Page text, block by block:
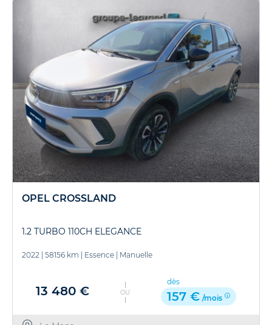
OPEL CROSSLAND
1.2 TURBO 110CH ELEGANCE
2022 58156 km Essence Manuelle
13 480 € OU
dès
157 € /mois